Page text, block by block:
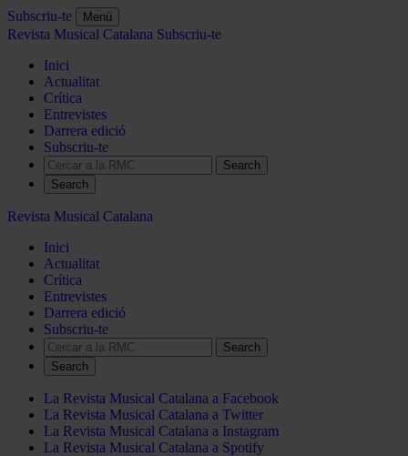
Subscriu-te Menú
Revista Musical Catalana Subscriu-te
Inici
Actualitat
Crítica
Entrevistes
Darrera edició
Subscriu-te
Search
Revista Musical Catalana
Inici
Actualitat
Crítica
Entrevistes
Darrera edició
Subscriu-te
Search
La Revista Musical Catalana a Facebook
La Revista Musical Catalana a Twitter
La Revista Musical Catalana a Instagram
La Revista Musical Catalana a Spotify